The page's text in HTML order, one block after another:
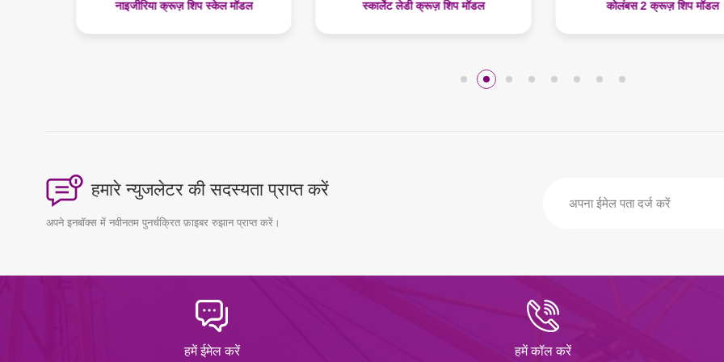
स्कार्लेट लेडी क्रूज़ शिप मॉडल कोलंबस 2 क्रूज़ शिप मॉडल एआईडीए प्राइमा क्रूज़ शिप मॉडल
हमारे न्युजलेटर की सदस्यता प्राप्त करें
अपने इनबॉक्स में नवीनतम पुनर्चक्रित फ़ाइबर रुझान प्राप्त करें।
हमें ईमेल करें हमें कॉल करें